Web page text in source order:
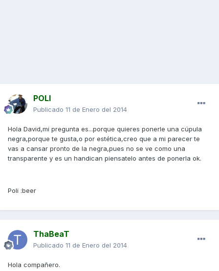
POLI
Publicado 11 de Enero del 2014
Hola David,mi pregunta es...porque quieres ponerle una cúpula
negra,porque te gusta,o por estética,creo que a mi parecer te
vas a cansar pronto de la negra,pues no se ve como una
transparente y es un handican piensatelo antes de ponerla ok.
Poli :beer
ThaBeaT
Publicado 11 de Enero del 2014
Hola compañero.